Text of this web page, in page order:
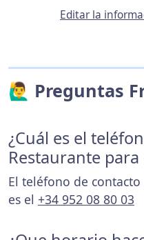
Editar la
🙋‍♂️ Preguntas
¿Cuál es el
Restaurante
El teléfono de
es el +34 952 08 80 03